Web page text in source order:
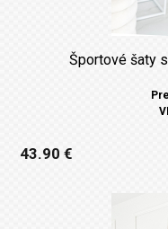
Športové šaty
43.90 €